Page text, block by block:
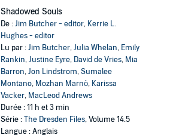
Shadowed Souls
De :Jim Butcher - editor, Kerrie L.
Hughes - editor
Lu par :Jim Butcher,Julia Whelan, Emily
Rankin,Justine Eyre, David de Vries, Mia
Barron,Jon Lindstrom,Sumalee
Montano, Mozhan Marnò, Karissa
Vacker, MacLeod Andrews
Durée : 11 h et 3 min
Série :The Dresden Files, Volume 14.5
Langue : Anglais